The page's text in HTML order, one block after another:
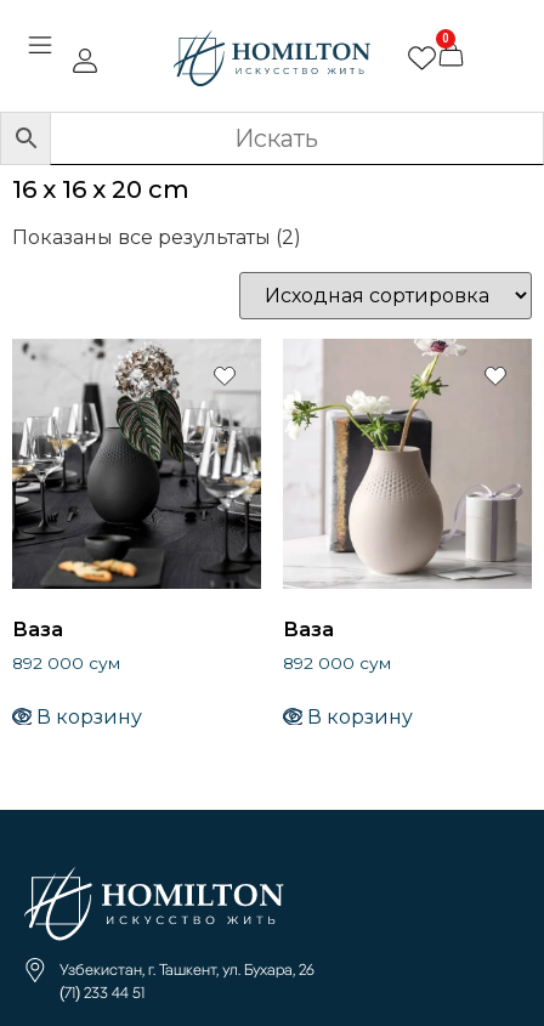
0
16 x 16 x 20 cm
Показаны все результаты (2)
Ваза
892 000 сум
В корзину
Ваза
892 000 сум
В корзину
Узбекистан, г. Ташкент, ул. Бухара, 26
(71) 233 44 51